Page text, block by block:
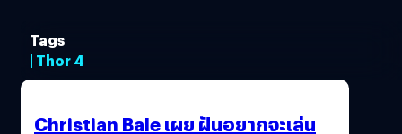
Tags
| Thor 4
Christian Bale เผย ฝันอยากจะเล่น